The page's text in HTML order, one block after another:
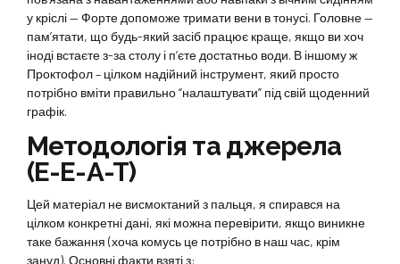
у кріслі — Форте допоможе тримати вени в тонусі. Головне —
пам’ятати, що будь-який засіб працює краще, якщо ви хоч
іноді встаєте з-за столу і п’єте достатньо води. В іншому ж
Проктофол – цілком надійний інструмент, який просто
потрібно вміти правильно “налаштувати” під свій щоденний
графік.
Методологія та джерела
(E-E-A-T)
Цей матеріал не висмоктаний з пальця, я спирався на
цілком конкретні дані, які можна перевірити, якщо виникне
таке бажання (хоча комусь це потрібно в наш час, крім
зануд). Основні факти взяті з: